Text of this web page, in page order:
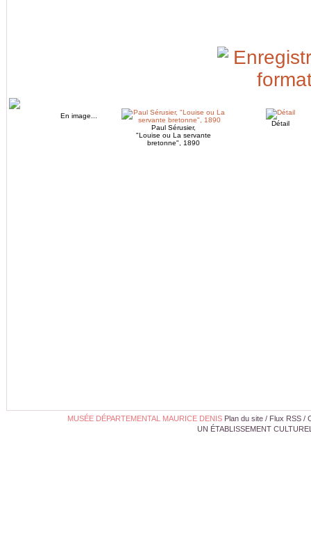
En image...
Paul Sérusier,
"Louise ou La servante
bretonne", 1890
Détail
MUSÉE DÉPARTEMENTAL MAURICE DENIS Plan du site / Flux RSS /
UN ÉTABLISSEMENT